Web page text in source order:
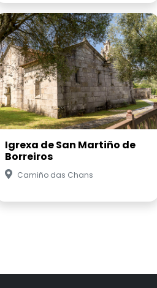
Igrexa de San Martiño de
Borreiros
Camiño das Chans